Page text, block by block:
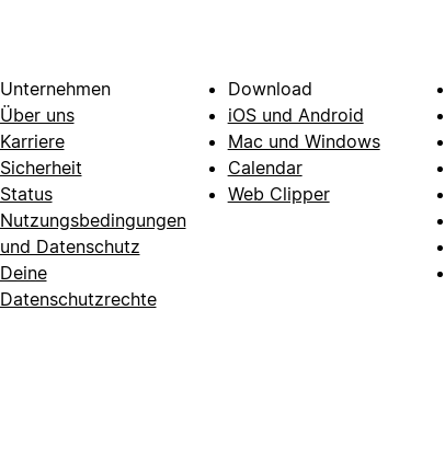
Unternehmen
Über uns
Karriere
Sicherheit
Status
Nutzungsbedingungen
und Datenschutz
Deine
Datenschutzrechte
Download
iOS und Android
Mac und Windows
Calendar
Web Clipper